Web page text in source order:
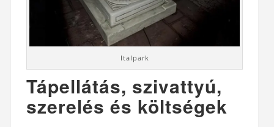
Italpark
Tápellátás, szivattyú,
szerelés és költségek